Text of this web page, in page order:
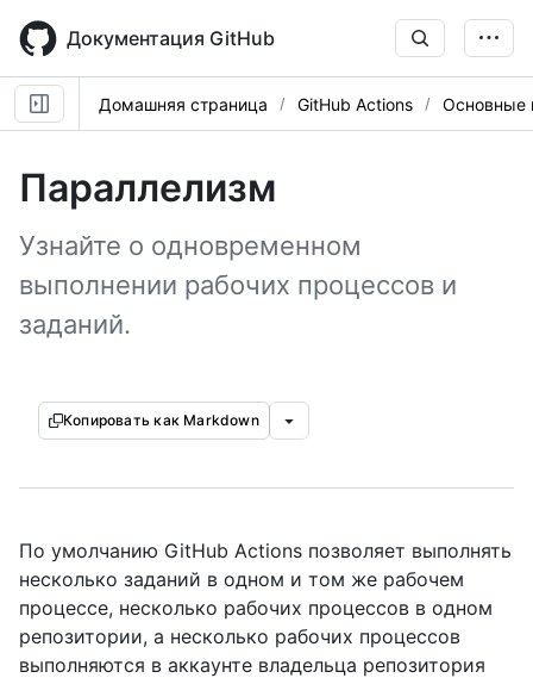
main
content
Документация GitHub
Домашняя страница GitHub Actions Основные
Параллелизм
Узнайте о одновременном
выполнении рабочих процессов и
заданий.
Копировать как Markdown
По умолчанию GitHub Actions позволяет выполнять
несколько заданий в одном и том же рабочем
процессе, несколько рабочих процессов в одном
репозитории, а несколько рабочих процессов
выполняются в аккаунте владельца репозитория